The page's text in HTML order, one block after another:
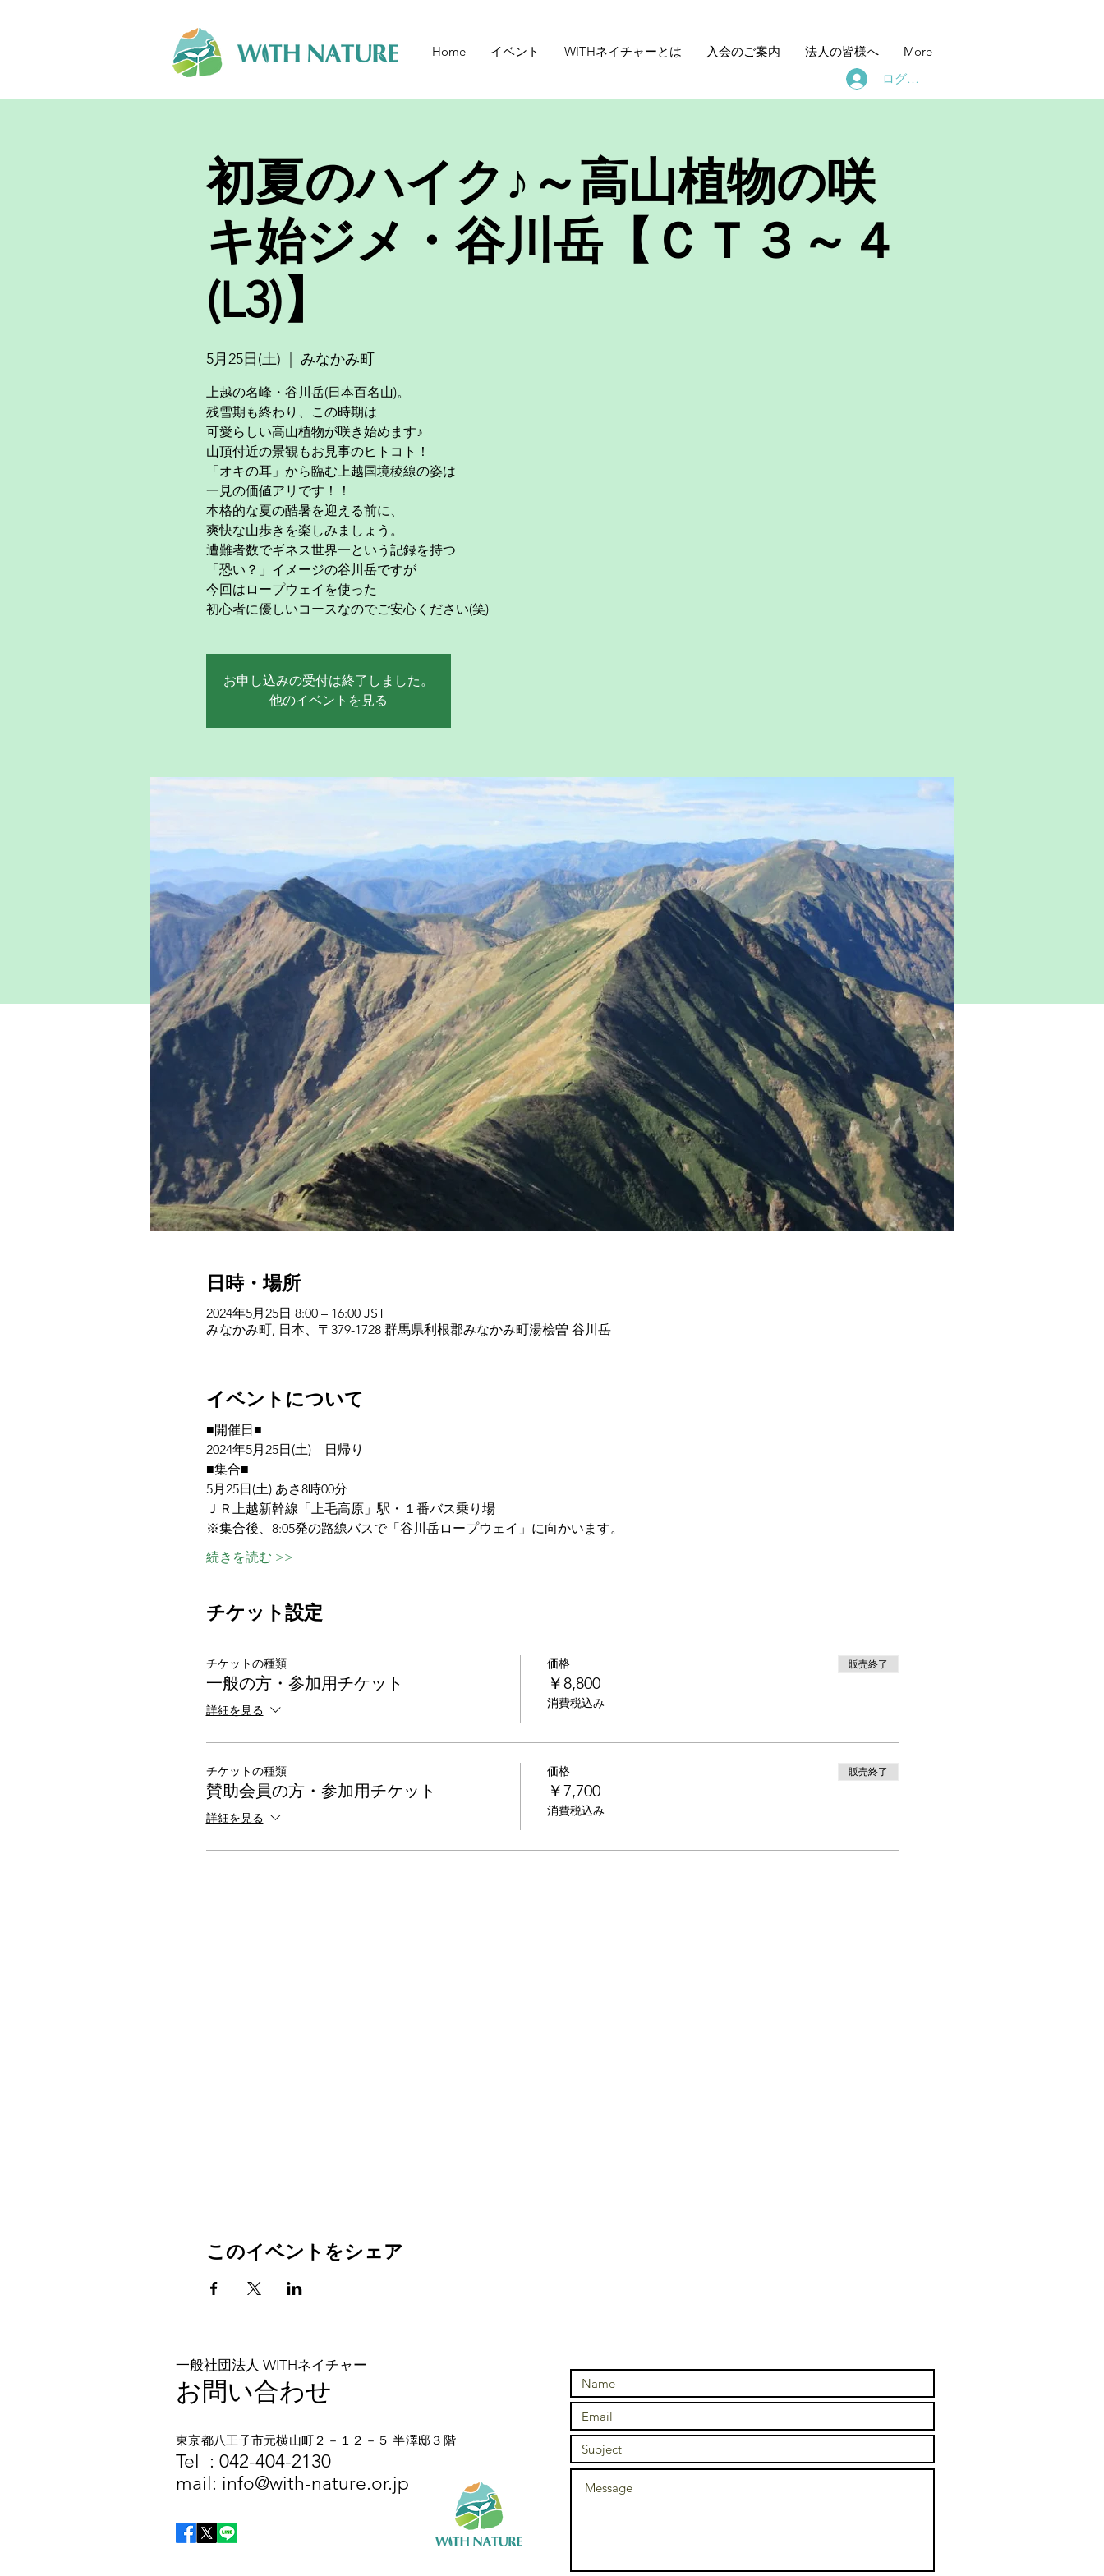
Home イベント WITHネイチャーとは 入会のご案内 法人の皆様へ
More
ログイン
初夏のハイク♪～高山植物の咲
キ始ジメ・谷川岳【ＣＴ３～４
(L3)】
5月25日(土) みなかみ町
上越の名峰・谷川岳(日本百名山)。
残雪期も終わり、この時期は
可愛らしい高山植物が咲き始めます♪
山頂付近の景観もお見事のヒトコト！
「オキの耳」から臨む上越国境稜線の姿は
一見の価値アリです！！
本格的な夏の酷暑を迎える前に、
爽快な山歩きを楽しみましょう。
遭難者数でギネス世界一という記録を持つ
「恐い？」イメージの谷川岳ですが
今回はロープウェイを使った
初心者に優しいコースなのでご安心ください(笑)
お申し込みの受付は終了しました。
他のイベントを見る
日時・場所
2024年5月25日 8:00 – 16:00 JST
みなかみ町, 日本、〒379-1728 群馬県利根郡みなかみ町湯桧曽 谷川岳
イベントについて
■開催日■
2024年5月25日(土)　日帰り
■集合■
5月25日(土) あさ8時00分
ＪＲ上越新幹線「上毛高原」駅・１番バス乗り場
※集合後、8:05発の路線バスで「谷川岳ロープウェイ」に向かいます。
続きを読む >>
チケット設定
チケットの種類
一般の方・参加用チケット
詳細を見る
価格
￥8,800
消費税込み
販売終了
チケットの種類
賛助会員の方・参加用チケット
詳細を見る
価格
￥7,700
消費税込み
販売終了
このイベントをシェア
一般社団法人 WITHネイチャー
お問い合わせ
東京都八王子市元横山町２－１２－５ 半澤邸３階
​​Tel : 042-404-2130
mail: info@with-nature.or.jp